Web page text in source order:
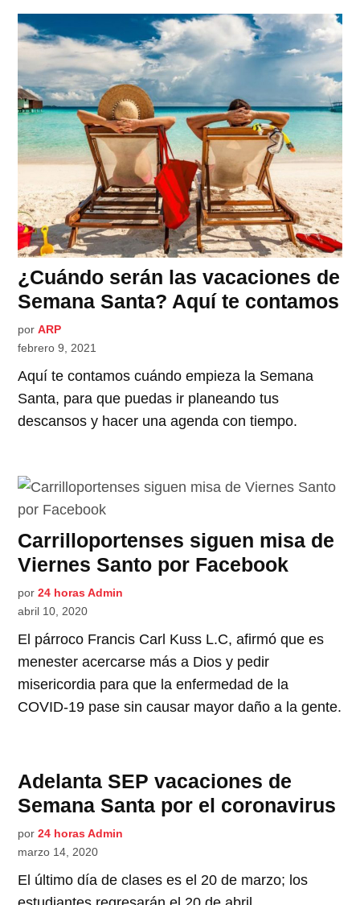
¿Cuándo serán las vacaciones de
Semana Santa? Aquí te contamos
por ARP
febrero 9, 2021
Aquí te contamos cuándo empieza la Semana
Santa, para que puedas ir planeando tus
descansos y hacer una agenda con tiempo.
Carrilloportenses siguen misa de
Viernes Santo por Facebook
por 24 horas Admin
abril 10, 2020
El párroco Francis Carl Kuss L.C, afirmó que es
menester acercarse más a Dios y pedir
misericordia para que la enfermedad de la
COVID-19 pase sin causar mayor daño a la gente.
Adelanta SEP vacaciones de
Semana Santa por el coronavirus
por 24 horas Admin
marzo 14, 2020
El último día de clases es el 20 de marzo; los